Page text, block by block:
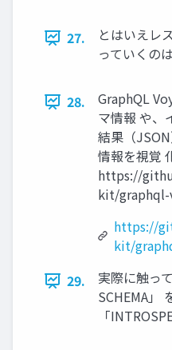
27.
とはいえレ
っていくの
28.
GraphQL
マ情報 や、
結果（
情報を視覚
https://
kit/graphql-
https://
kit/
29.
実際に触っ
SCHEMA」
「